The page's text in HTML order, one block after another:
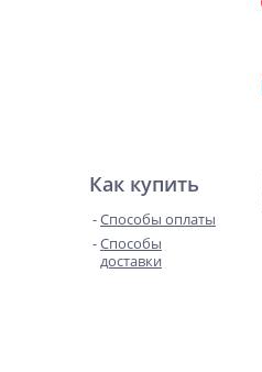
Как купить
Способы оплаты
Способы
доставки